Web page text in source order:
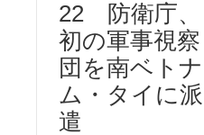
22 防衛庁、
初の軍事視察
団を南ベトナ
ム・タイに派
遣